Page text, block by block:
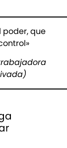
poder, que